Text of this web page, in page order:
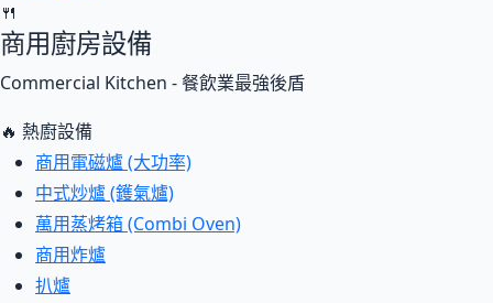
🍴
商用廚房設備
Commercial Kitchen - 餐飲業最強後盾
🔥 熱廚設備
商用電磁爐 (大功率)
中式炒爐 (鑊氣爐)
萬用蒸烤箱 (Combi Oven)
商用炸爐
扒爐